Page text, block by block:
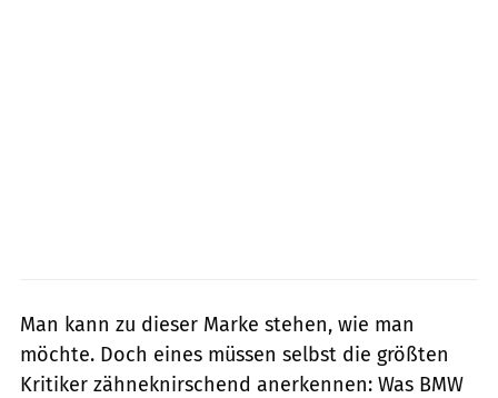
Man kann zu dieser Marke stehen, wie man
möchte. Doch eines müssen selbst die größten
Kritiker zähneknirschend anerkennen: Was BMW